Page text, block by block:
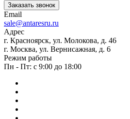
Заказать звонок
Email
sale@antaresru.ru
Адрес
г. Красноярск, ул. Молокова, д. 46
г. Москва, ул. Вернисажная, д. 6
Режим работы
Пн - Пт: с 9:00 до 18:00